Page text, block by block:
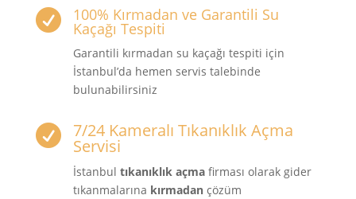
 100% Kırmadan ve Garantili Su
Kaçağı Tespiti
Garantili kırmadan su kaçağı tespiti için
İstanbul’da hemen servis talebinde
bulunabilirsiniz
 7/24 Kameralı Tıkanıklık Açma
Servisi
İstanbul tıkanıklık açmafirması olarak gider
tıkanmalarına kırmadançözüm